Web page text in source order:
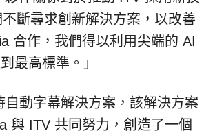
斷尋求創新解決方案，以改善
合作，我們得以利用尖端的 AI
最高標準。」
動字幕解決方案，該解決方案
與 ITV 共同努力，創造了一個